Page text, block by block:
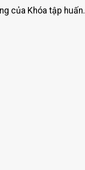
của Khóa tập huấn.